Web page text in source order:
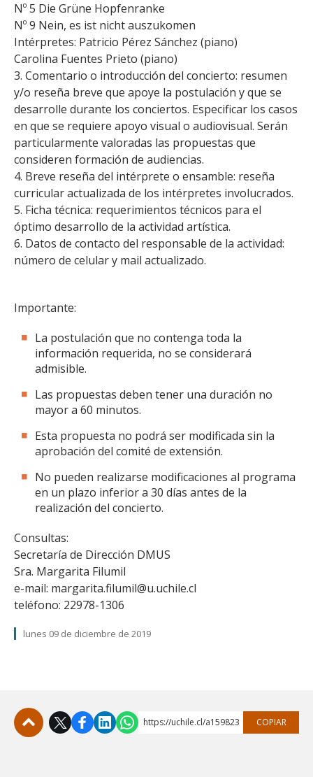
Nº 5 Die Grüne Hopfenranke
Nº 9 Nein, es ist nicht auszukomen
Intérpretes: Patricio Pérez Sánchez (piano)
Carolina Fuentes Prieto (piano)
3. Comentario o introducción del concierto: resumen
y/o reseña breve que apoye la postulación y que se
desarrolle durante los conciertos. Especificar los casos
en que se requiere apoyo visual o audiovisual. Serán
particularmente valoradas las propuestas que
consideren formación de audiencias.
4. Breve reseña del intérprete o ensamble: reseña
curricular actualizada de los intérpretes involucrados.
5. Ficha técnica: requerimientos técnicos para el
óptimo desarrollo de la actividad artística.
6. Datos de contacto del responsable de la actividad:
número de celular y mail actualizado.
Importante:
La postulación que no contenga toda la
información requerida, no se considerará
admisible.
Las propuestas deben tener una duración no
mayor a 60 minutos.
Esta propuesta no podrá ser modificada sin la
aprobación del comité de extensión.
No pueden realizarse modificaciones al programa
en un plazo inferior a 30 días antes de la
realización del concierto.
Consultas:
Secretaría de Dirección DMUS
Sra. Margarita Filumil
e-mail: margarita.filumil@u.uchile.cl
teléfono: 22978-1306
lunes 09 de diciembre de 2019
https://uchile.cl/a159823 COPIAR